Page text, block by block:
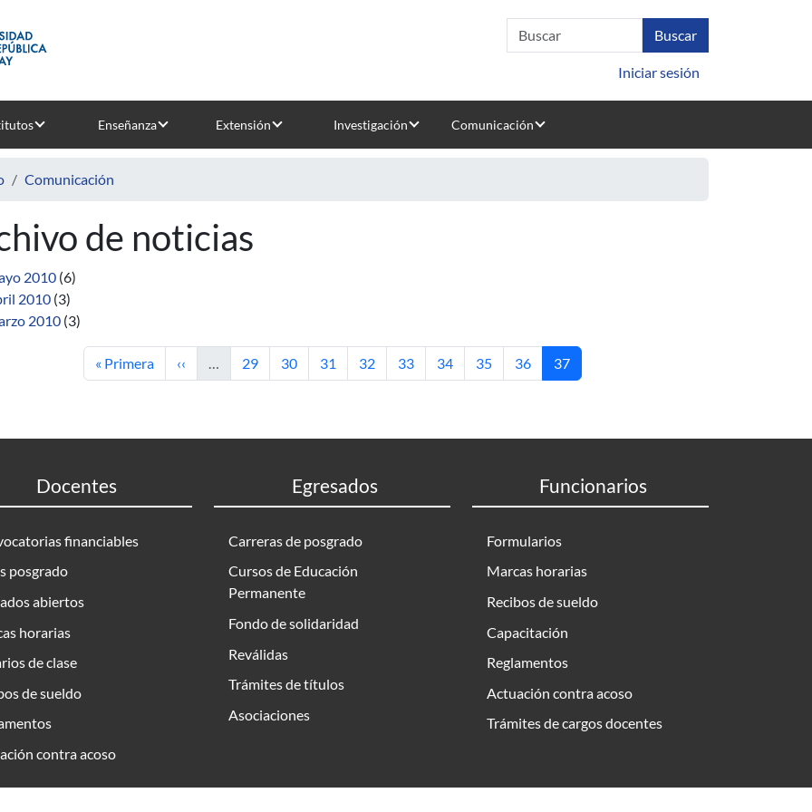
Iniciar sesión
Enseñanza Extensión Investigación Comunicación
Comunicación
de noticias
2010 (6)
2010 (3)
2010 (3)
Primera página
« Primera Página anterior
‹‹ … Página
29 Página
30 Página
31 Página
32 Página
33 Página
34 Página
35 Página
36 Página actual
37
Docentes
financiables
posgrado
abiertos
horarias
de clase
de sueldo
contra acoso
Egresados
Carreras de posgrado
Cursos de Educación
Permanente
Fondo de solidaridad
Reválidas
Trámites de títulos
Asociaciones
Funcionarios
Formularios
Marcas horarias
Recibos de sueldo
Capacitación
Reglamentos
Actuación contra acoso
Trámites de cargos docentes